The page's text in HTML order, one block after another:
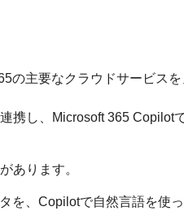
の主要なクラウドサービス
携し、Microsoft 365 Copilot
あります。
を、Copilotで自然言語を使っ